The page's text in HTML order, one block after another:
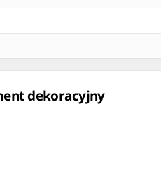
dekoracyjny